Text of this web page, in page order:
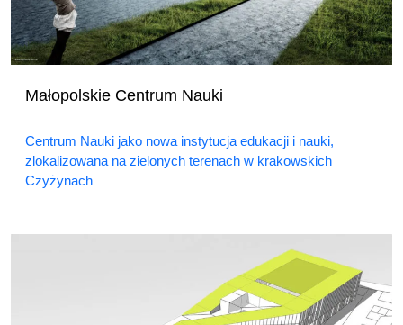
Małopolskie Centrum Nauki
Centrum Nauki jako nowa instytucja edukacji i nauki,
zlokalizowana na zielonych terenach w krakowskich
Czyżynach